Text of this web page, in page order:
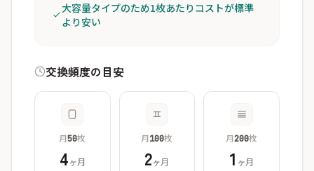
大容量タイプのため1枚あたりコストが標準
より安い
交換頻度の目安
月50枚
4ヶ月
月100枚
2ヶ月
月200枚
1 ヶ月